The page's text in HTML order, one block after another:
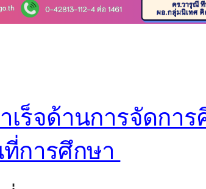
ร็จด้านการจัดกา
การศึกษา